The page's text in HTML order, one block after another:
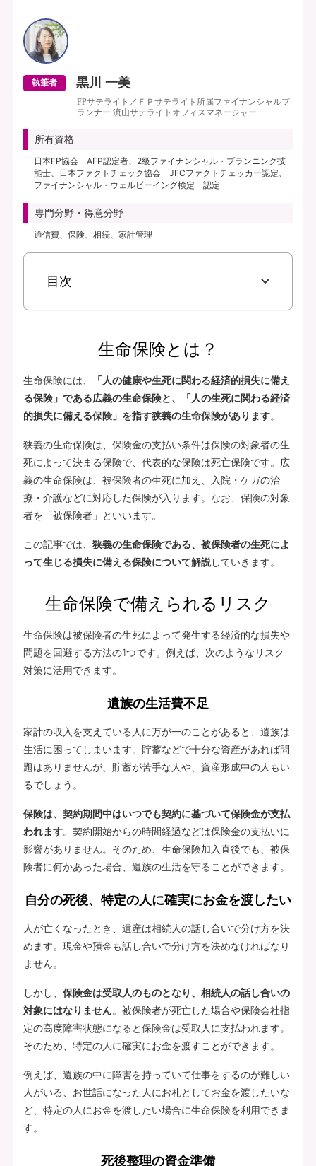
執筆者 黒川 一美
FPサテライト／ＦＰサテライト所属ファイナンシャルプ
ランナー 流山サテライトオフィスマネージャー
所有資格
日本FP協会 AFP認定者、2級ファイナンシャル・プランニング技
能士、日本ファクトチェック協会 JFCファクトチェッカー認定、
ファイナンシャル・ウェルビーイング検定 認定
専門分野・得意分野
通信費、保険、相続、家計管理
目次
生命保険とは？
生命保険には、
「人の健康や生死に関わる経済的損失に備え
る保険」である広義の生命保険と、「人の生死に関わる経済
的損失に備える保険」を指す狭義の生命保険があります。
狭義の生命保険は、保険金の支払い条件は保険の対象者の生
死によって決まる保険で、代表的な保険は死亡保険です。広
義の生命保険は、被保険者の生死に加え、入院・ケガの治
療・介護などに対応した保険が入ります。なお、保険の対象
者を「被保険者」といいます。
この記事では、 狭義の生命保険である、被保険者の生死によ
って生じる損失に備える保険について解説していきます。
生命保険で備えられるリスク
生命保険は被保険者の生死によって発生する経済的な損失や
問題を回避する方法の1つです。例えば、次のようなリスク
対策に活用できます。
遺族の生活費不足
家計の収入を支えている人に万が一のことがあると、遺族は
生活に困ってしまいます。貯蓄などで十分な資産があれば問
題はありませんが、貯蓄が苦手な人や、資産形成中の人もい
るでしょう。
保険は、契約期間中はいつでも契約に基づいて保険金が支払
われます。契約開始からの時間経過などは保険金の支払いに
影響がありません。そのため、生命保険加入直後でも、被保
険者に何かあった場合、遺族の生活を守ることができます。
自分の死後、特定の人に確実にお金を渡したい
人が亡くなったとき、遺産は相続人の話し合いで分け方を決
めます。現金や預金も話し合いで分け方を決めなければなり
ません。
しかし、 保険金は受取人のものとなり、相続人の話し合いの
対象にはなりません。被保険者が死亡した場合や保険会社指
定の高度障害状態になると保険金は受取人に支払われます。
そのため、特定の人に確実にお金を渡すことができます。
例えば、遺族の中に障害を持っていて仕事をするのが難しい
人がいる、お世話になった人にお礼としてお金を渡したいな
ど、特定の人にお金を渡したい場合に生命保険を利用できま
す。
死後整理の資金準備